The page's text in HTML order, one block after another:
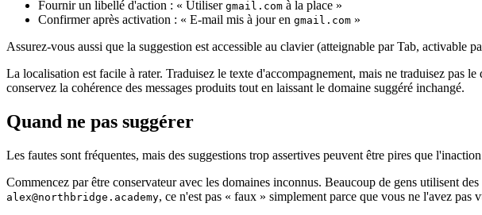
Fournir un libellé d'action : « Utiliser gmail.com à la place »
Confirmer après activation : « E‑mail mis à jour en gmail.com »
Assurez‑vous aussi que la suggestion est accessible au clavier (atteignable par Tab, activable
La localisation est facile à rater. Traduisez le texte d'accompagnement, mais ne traduisez pas le
conservez la cohérence des messages produits tout en laissant le domaine suggéré inchangé.
Quand ne pas suggérer
Les fautes sont fréquentes, mais des suggestions trop assertives peuvent être pires que
Commencez par être conservateur avec les domaines inconnus. Beaucoup de gens utilisent
alex@northbridge.academy, ce n'est pas « faux » simplement parce que vous ne l'avez